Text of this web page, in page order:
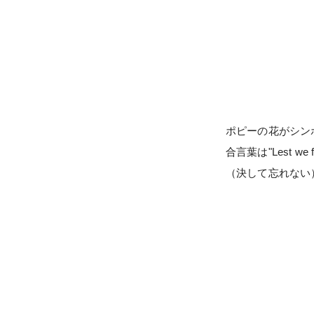
ポピーの花がシン
合言葉は"Lest we
（決して忘れない